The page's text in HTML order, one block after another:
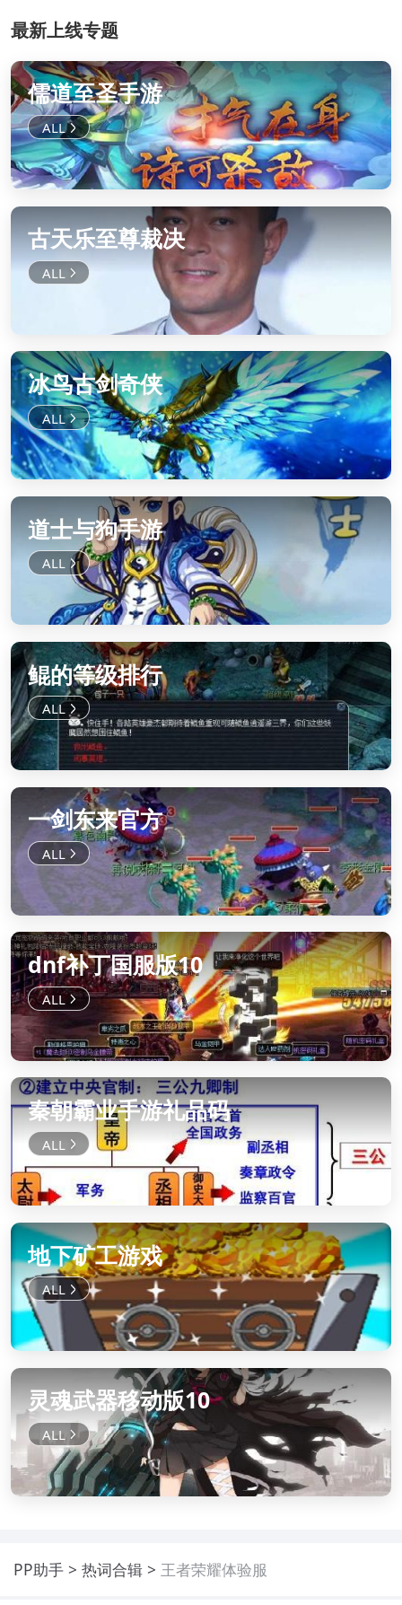
最新上线专题
儒道至圣手游
古天乐至尊裁决
冰鸟古剑奇侠
道士与狗手游
鲲的等级排行
一剑东来官方
dnf补丁国服版10
秦朝霸业手游礼品码
地下矿工游戏
灵魂武器移动版10
PP助手 热词合辑 王者荣耀体验服